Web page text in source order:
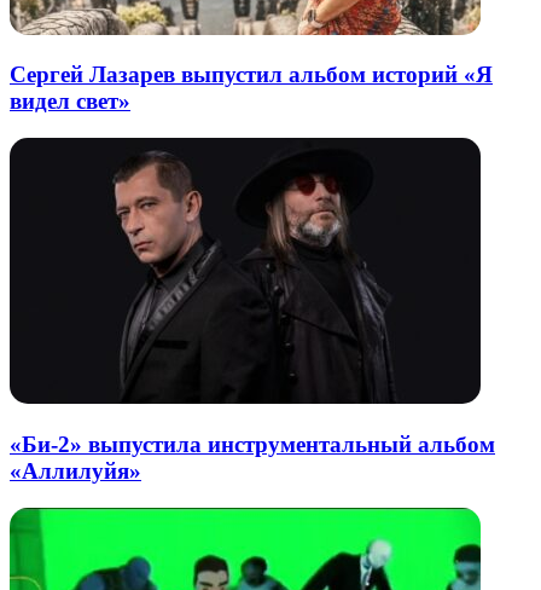
Сергей Лазарев выпустил альбом историй «Я
видел свет»
«Би-2» выпустила инструментальный альбом
«Аллилуйя»